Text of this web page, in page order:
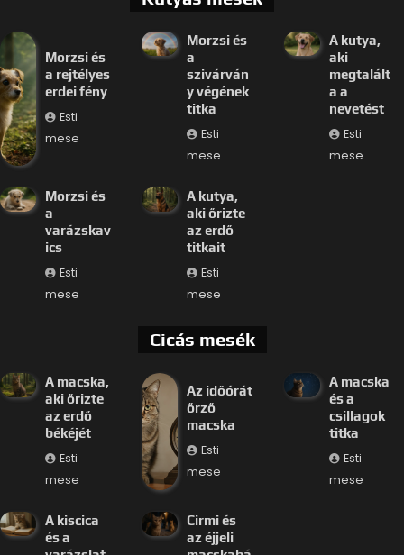
Morzsi és
a rejtélyes
erdei fény
Esti
mese
Morzsi és
a
szivárván
y végének
titka
Esti
mese
A kutya,
aki
megtalált
a a
nevetést
Esti
mese
Morzsi és
a
varázskav
ics
Esti
mese
A kutya,
aki őrizte
az erdő
titkait
Esti
mese
Cicás mesék
A macska,
aki őrizte
az erdő
békéjét
Esti
mese
Az időórát
őrző
macska
Esti
mese
A macska
és a
csillagok
titka
Esti
mese
A kiscica
és a
Cirmi és
az éjjeli